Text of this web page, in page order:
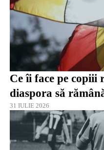
Ce îi face pe copiii
diaspora să
31 IULIE 2026